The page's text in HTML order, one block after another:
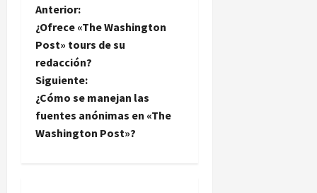
N
a
v
e
g
Anterior:
¿Ofrece «The Washington
Post» tours de su
redacción?
Siguiente:
¿Cómo se manejan las
fuentes anónimas en «The
Washington Post»?